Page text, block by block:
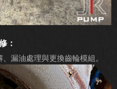
：
漏油處理與更換齒輪模組。